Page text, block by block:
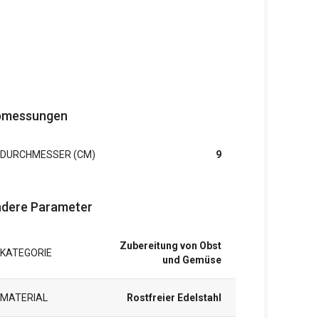
DURCHMESSER (CM) 9
Parameter
KATEGORIE
Zubereitung von Obst
und Gemüse
MATERIAL Rostfreier Edelstahl